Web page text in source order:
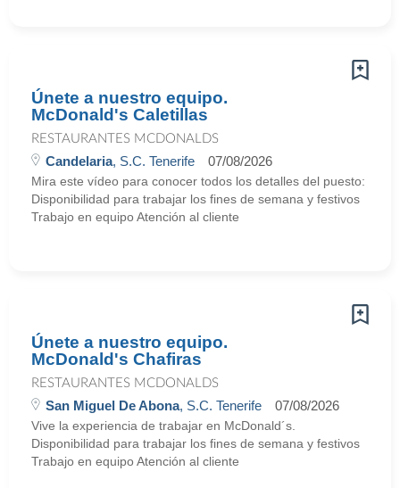
Únete a nuestro equipo.
McDonald's Caletillas
RESTAURANTES MCDONALDS
Candelaria, S.C. Tenerife 07/08/2026
Mira este vídeo para conocer todos los detalles del puesto:
Disponibilidad para trabajar los fines de semana y festivos
Trabajo en equipo Atención al cliente
Únete a nuestro equipo.
McDonald's Chafiras
RESTAURANTES MCDONALDS
San Miguel De Abona, S.C. Tenerife 07/08/2026
Vive la experiencia de trabajar en McDonald´s.
Disponibilidad para trabajar los fines de semana y festivos
Trabajo en equipo Atención al cliente